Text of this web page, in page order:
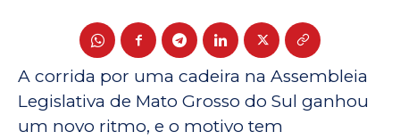
A corrida por uma cadeira na Assembleia
Legislativa de Mato Grosso do Sul ganhou
um novo ritmo, e o motivo tem